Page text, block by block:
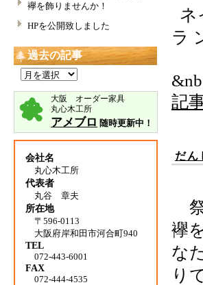
記
だ
襷
な
り
襷を飾りませんか！
HPを公開致しました
過去の記事
過
去
記
大阪 オーダー家具
丸心木工所
アメブロ 随時更新中！
会社名
丸心木工所
代表者
丸谷 章夫
所在地
〒596-0113
大阪府岸和田市河合町940
TEL
072-443-6001
FAX
072-444-4535